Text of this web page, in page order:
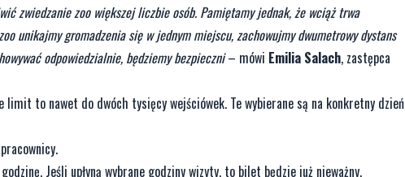
zwiedzanie zoo większej liczbie osób. Pamiętamy jednak, że wciąż trwa
unikajmy gromadzenia się w jednym miejscu, zachowujmy dwumetrowy dystans
odpowiedzialnie, będziemy bezpieczni– mówi Emilia Salach, zastępca
to nawet do dwóch tysięcy wejściówek. Te wybierane są na konkretny dzień
Jeśli upłyną wybrane godziny wizyty, to bilet będzie już nieważny.